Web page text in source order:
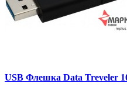
USB Флешка Data Treveler